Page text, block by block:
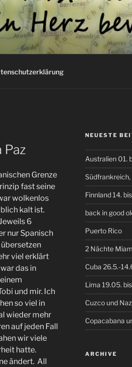
Paz
Grenze
fast seine
wolkenlos
kalt ist.
6
nur Spanisch
viel erklärt
das in
und mir. Ich
so viel in
wieder mehr
auf jeden Fall
wir viele
hatte.
ändert. All
NEUESTE
Australien 01.
Finnland 14.
back in good
Puerto Rico
2 Nächte
Cuba 26.5.-
Lima 19.05.
Cuzco und
Copacabana
ARCHIVE